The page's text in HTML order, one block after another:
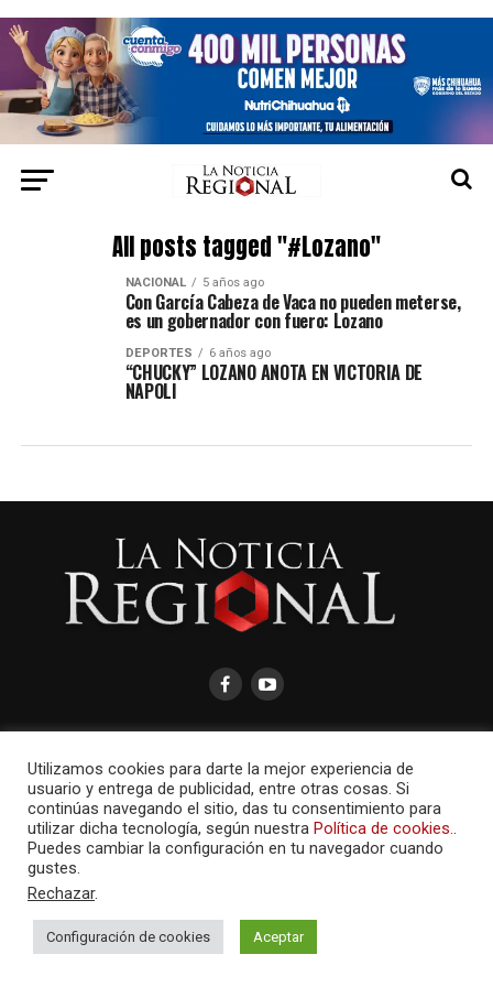
All posts tagged "#Lozano"
NACIONAL 5 años ago
Con García Cabeza de Vaca no pueden meterse,
es un gobernador con fuero: Lozano
DEPORTES 6 años ago
“CHUCKY” LOZANO ANOTA EN VICTORIA DE
NAPOLI
AMAYCOM.NET
Utilizamos cookies para darte la mejor experiencia de
usuario y entrega de publicidad, entre otras cosas. Si
continúas navegando el sitio, das tu consentimiento para
utilizar dicha tecnología, según nuestra Política de cookies..
Puedes cambiar la configuración en tu navegador cuando
gustes.
Rechazar.
Configuración de cookies Aceptar